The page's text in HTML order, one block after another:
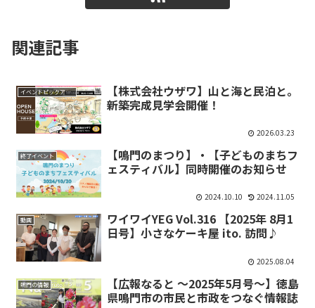
関連記事
イベントピックアップ
【株式会社ウザワ】山と海と民泊と。
新築完成見学会開催！
2026.03.23
終了イベント
【鳴門のまつり】・【子どものまちフ
ェスティバル】同時開催のお知らせ
2024.10.10 2024.11.05
動画
ワイワイYEG Vol.316 【2025年 8月1
日号】小さなケーキ屋 ito. 訪問♪
2025.08.04
鳴門の情報
【広報なると ～2025年5月号～】徳島
県鳴門市の市民と市政をつなぐ情報誌